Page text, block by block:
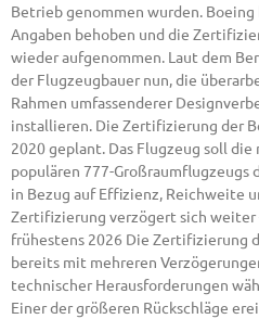
Betrieb genommen wurden.
Angaben behoben und die
wieder aufgenommen. Laut dem
der Flugzeugbauer nun, die
Rahmen umfassenderer
installieren. Die Zertifizierung der
2020 geplant. Das Flugzeug soll
populären 777-Großraumflugzeugs
in Bezug auf Effizienz, Reichweite
Zertifizierung verzögert sich weiter
frühestens 2026 Die Zertifizierung
bereits mit mehreren
technischer Herausforderungen
Einer der größeren Rückschläge